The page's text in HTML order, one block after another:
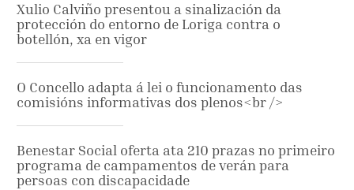
Xulio Calviño presentou a sinalización da
protección do entorno de Loriga contra o
botellón, xa en vigor
O Concello adapta á lei o funcionamento das
comisións informativas dos plenos<br />
Benestar Social oferta ata 210 prazas no primeiro
programa de campamentos de verán para
persoas con discapacidade